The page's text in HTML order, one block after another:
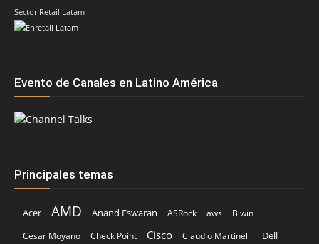
Sector Retail Latam
Evento de Canales en Latino América
Principales temas
Acer AMD Anand Eswaran ASRock aws
Biwin
Cesar Moyano
Check Point Cisco Claudio Martinelli Dell